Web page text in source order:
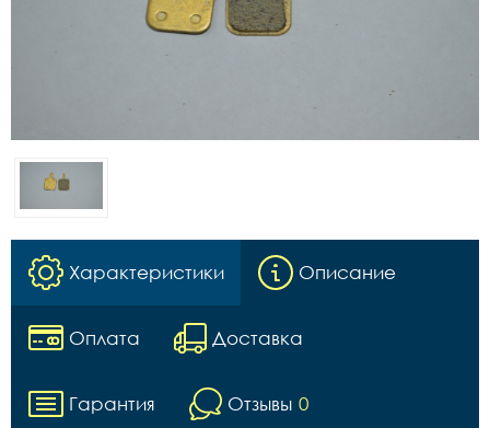
Характеристики Описание
Оплата Доставка
Гарантия Отзывы 0